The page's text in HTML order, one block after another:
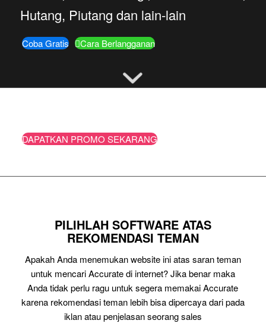
Hutang, Piutang dan lain-lain
Coba Gratis Cara Berlangganan
DAPATKAN PROMO SEKARANG
PILIHLAH SOFTWARE ATAS
REKOMENDASI TEMAN
Apakah Anda menemukan website ini atas saran teman
untuk mencari Accurate di internet? Jika benar maka
Anda tidak perlu ragu untuk segera memakai Accurate
karena rekomendasi teman lebih bisa dipercaya dari pada
iklan atau penjelasan seorang sales